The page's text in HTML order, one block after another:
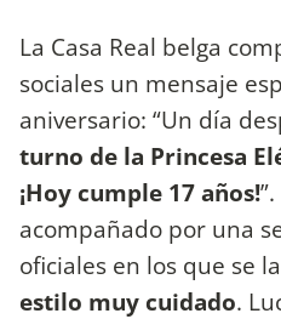
La Casa Real belga
sociales un mensaje
aniversario: “Un día
turno de la Princesa
¡Hoy cumple 17 años!
acompañado por una
oficiales en los que se
estilo muy cuidado.